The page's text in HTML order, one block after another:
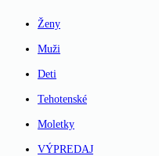
Ženy
Muži
Deti
Tehotenské
Moletky
VÝPREDAJ